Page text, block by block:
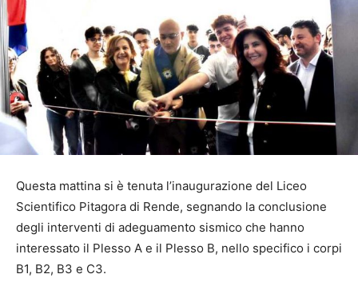
Questa mattina si è tenuta l’inaugurazione del Liceo
Scientifico Pitagora di Rende, segnando la conclusione
degli interventi di adeguamento sismico che hanno
interessato il Plesso A e il Plesso B, nello specifico i corpi
B1, B2, B3 e C3.